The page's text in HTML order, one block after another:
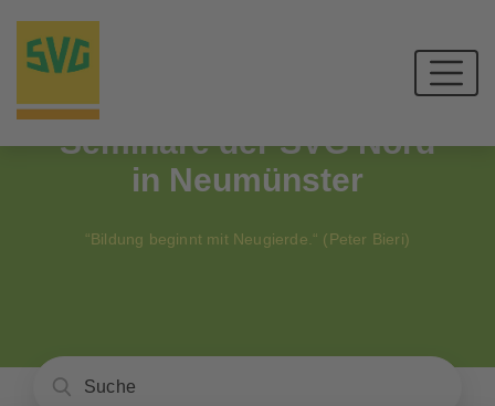
Seminare der SVG Nord
in Neumünster
“Bildung beginnt mit Neugierde.“ (Peter Bieri)